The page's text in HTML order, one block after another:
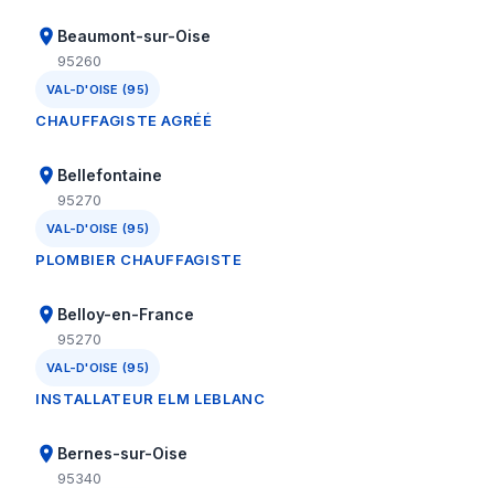
Beaumont-sur-Oise
95260
VAL-D'OISE (95)
CHAUFFAGISTE AGRÉÉ
Bellefontaine
95270
VAL-D'OISE (95)
PLOMBIER CHAUFFAGISTE
Belloy-en-France
95270
VAL-D'OISE (95)
INSTALLATEUR ELM LEBLANC
Bernes-sur-Oise
95340